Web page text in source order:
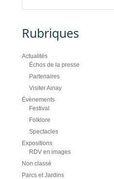
Rubriques
Actualités
Échos de la presse
Partenaires
Visiter Ainay
Évènements
Festival
Folklore
Spectacles
Expositions
RDV en images
Non classé
Parcs et Jardins